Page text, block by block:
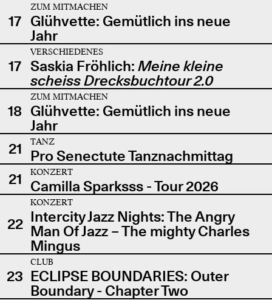
17
ZUM MITMACHEN
Glühvette: Gemütlich ins neue
Jahr
17
VERSCHIEDENES
Saskia Fröhlich: Meine kleine
scheiss Drecksbuchtour 2.0
18
ZUM MITMACHEN
Glühvette: Gemütlich ins neue
Jahr
21
TANZ
Pro Senectute Tanznachmittag
21
KONZERT
Camilla Sparksss - Tour 2026
22
KONZERT
Intercity Jazz Nights: The Angry
Man Of Jazz – The mighty Charles
Mingus
23
CLUB
ECLIPSE BOUNDARIES: Outer
Boundary - Chapter Two